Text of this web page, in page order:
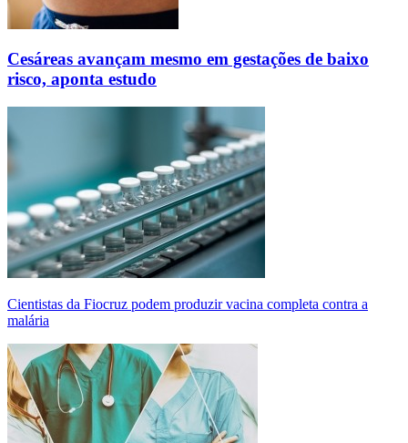
Cesáreas avançam mesmo em gestações de baixo
risco, aponta estudo
Cientistas da Fiocruz podem produzir vacina completa contra a
malária